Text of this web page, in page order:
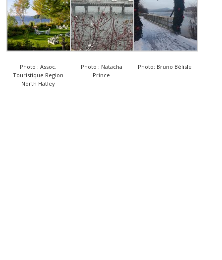
Photo : Assoc.
Touristique Region
North Hatley
Photo : Natacha
Prince
Photo: Bruno Bélisle